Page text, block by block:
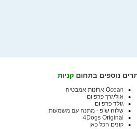
נוספים בתחום קניות
Ocean ארונות אמבטיה
אוליגרך פרפיום
גולד פרפיום
שלוה שופ - מתנה עם משמעות
4Dogs Original
קונים הכל כאן